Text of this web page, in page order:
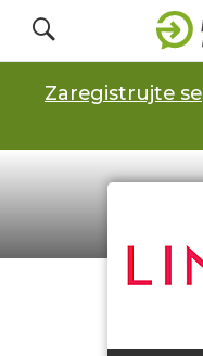
Obchody
Zaregistrujte se